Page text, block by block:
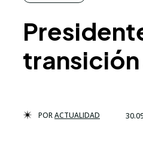
transición
PORACTUALIDAD